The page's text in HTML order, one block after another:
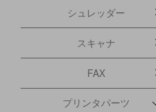
シュレッダー
スキャナ
FAX
プリンタパーツ